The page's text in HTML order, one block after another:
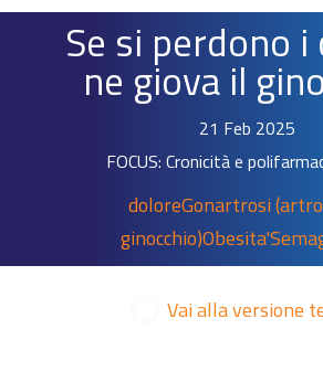
Se si perdono i
ne giova il
21 Feb 2025
FOCUS: Cronicità e
doloreGonartrosi
ginocchio)Obesita'
Vai alla versione